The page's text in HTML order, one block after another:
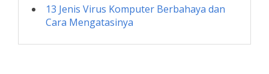
13 Jenis Virus Komputer Berbahaya dan
Cara Mengatasinya